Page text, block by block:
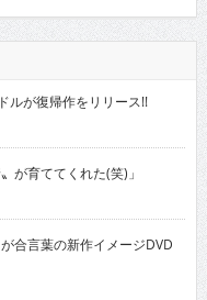
ルが復帰作をリリース!!
が育ててくれた(笑)」
合言葉の新作イメージDVD